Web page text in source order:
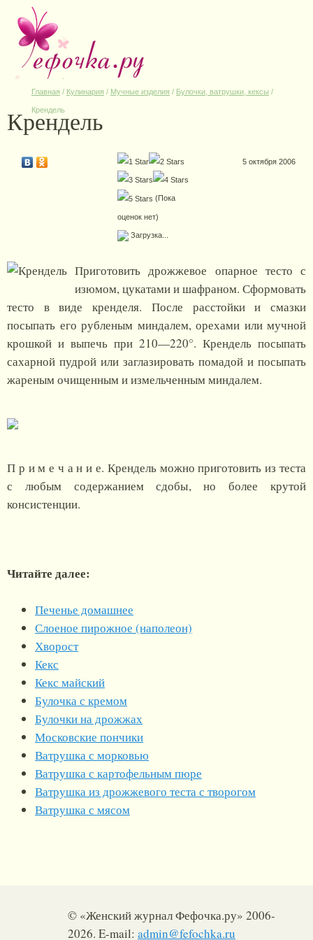
Главная / Кулинария / Мучные изделия / Булочки, ватрушки, кексы /
Крендель
Крендель
(Пока
оценок нет)
Загрузка...
5 октября 2006
Приготовить дрожжевое опарное тесто с
изюмом, цукатами и шафраном. Сформовать
тесто в виде кренделя. После расстойки и смазки
посыпать его рубленым миндалем, орехами или мучной
крошкой и выпечь при 210—220°. Крендель посыпать
сахарной пудрой или заглазировать помадой и посыпать
жареным очищенным и измельченным миндалем.
П р и м е ч а н и е. Крендель можно приготовить из теста
с любым содержанием сдобы, но более крутой
консистенции.
Читайте далее:
Печенье домашнее
Слоеное пирожное (наполеон)
Хворост
Кекс
Кекс майский
Булочка с кремом
Булочки на дрожжах
Московские пончики
Ватрушка с морковью
Ватрушка с картофельным пюре
Ватрушка из дрожжевого теста с творогом
Ватрушка с мясом
© «Женский журнал Фефочка.ру» 2006-
2026. E-mail: admin@fefochka.ru